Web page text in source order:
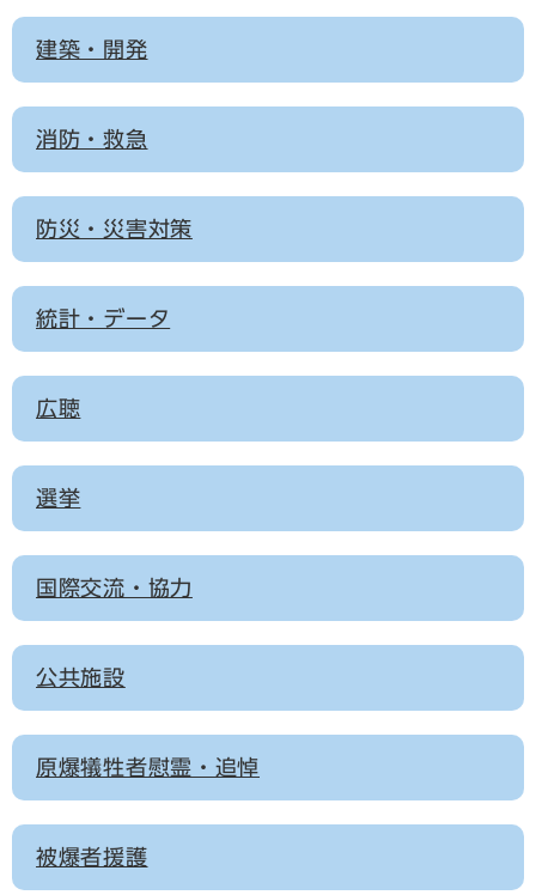
建築・開発
消防・救急
防災・災害対策
統計・データ
広聴
選挙
国際交流・協力
公共施設
原爆犠牲者慰霊・追悼
被爆者援護